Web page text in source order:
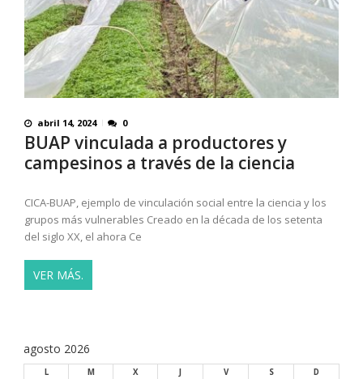
abril 14, 2024 0
BUAP vinculada a productores y
campesinos a través de la ciencia
CICA-BUAP, ejemplo de vinculación social entre la ciencia y los
grupos más vulnerables Creado en la década de los setenta
del siglo XX, el ahora Ce
VER MÁS.
agosto 2026
L M X V S
D